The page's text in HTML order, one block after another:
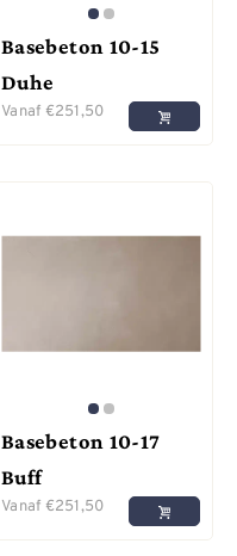
Basebeton 10-15
Duhe
Vanaf €251,50
Basebeton 10-17
Buff
Vanaf €251,50